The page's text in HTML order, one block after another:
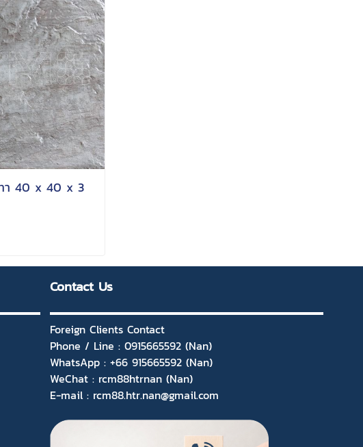
ทา 40 x 40 x 3
Contact Us
Foreign Clients Contact
Phone / Line : 0915665592 (Nan)
WhatsApp : +66 915665592 (Nan)
WeChat : rcm88htrnan (Nan)
E-mail : rcm88.htr.nan@gmail.com